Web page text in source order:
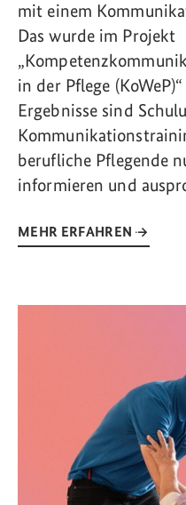
mit einem
Das wurde im Projekt
in der Pflege
Ergebnisse sind
berufliche Pflegende
informieren und
MEHR ERFAHREN